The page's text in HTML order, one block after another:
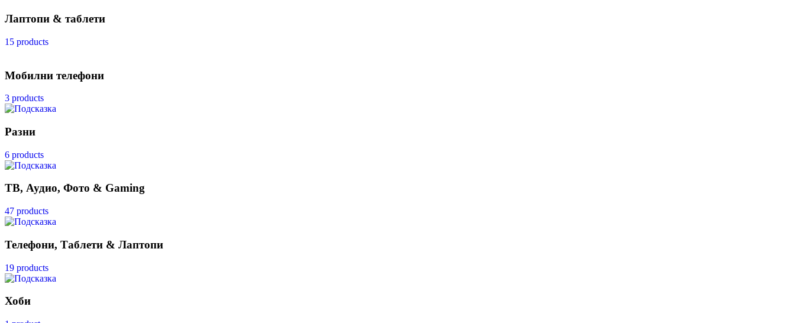
Лаптопи & таблети
15 products
Мобилни телефони
3 products
Разни
6 products
ТВ, Аудио, Фото & Gaming
47 products
Телефони, Таблети & Лаптопи
19 products
Хоби